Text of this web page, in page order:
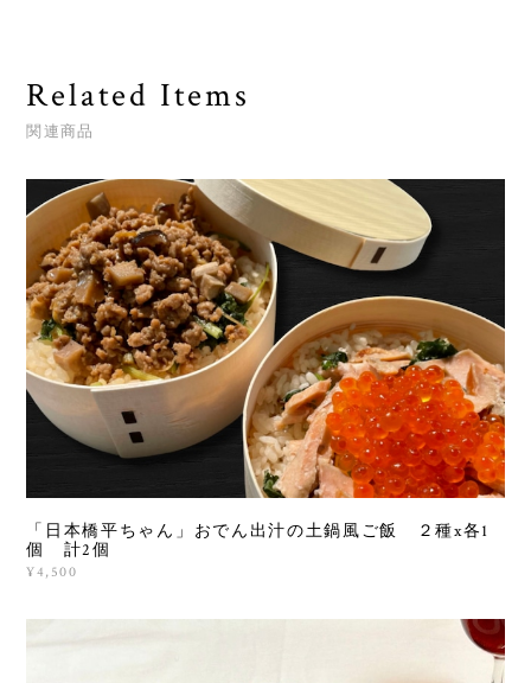
Related Items
関連商品
「日本橋平ちゃん」おでん出汁の土鍋風ご飯 ２種x各1
個 計2個
¥4,500